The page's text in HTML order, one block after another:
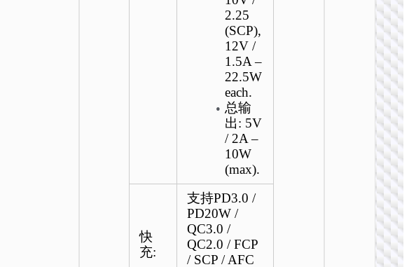
2.25
(SCP),
12V /
1.5A –
22.5W
each.
总输
出: 5V
/ 2A –
10W
(max).
快
充:
支持PD3.0 /
PD20W /
QC3.0 /
QC2.0 / FCP
/ SCP / AFC